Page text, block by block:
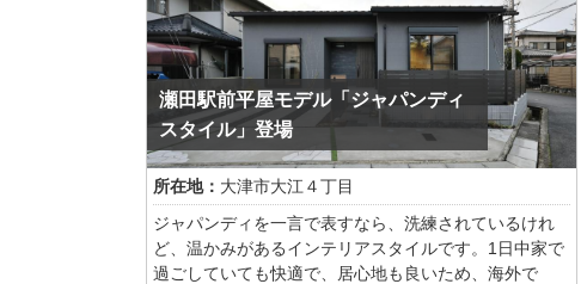
瀬田駅前平屋モデル「ジャパンディ
スタイル」登場
所在地： 大津市大江４丁目
ジャパンディを一言で表すなら、洗練されているけれ
ど、温かみがあるインテリアスタイルです。1日中家で
過ごしていても快適で、居心地も良いため、海外で